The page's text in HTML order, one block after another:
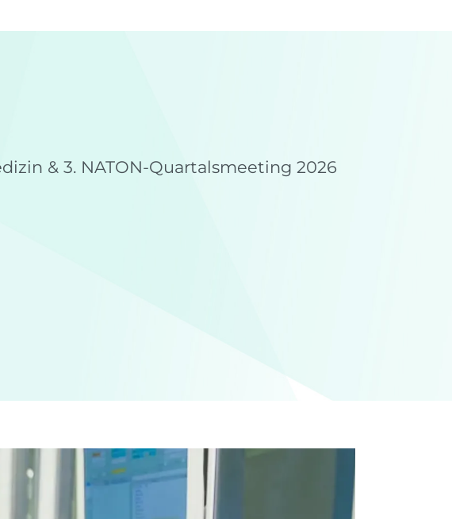
& 3. NATON-Quartalsmeeting 2026